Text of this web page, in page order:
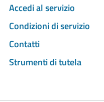
Accedi al servizio
Condizioni di servizio
Contatti
Strumenti di tutela